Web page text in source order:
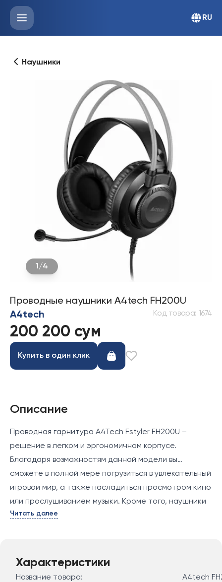
RU
Наушники
1 /4
Проводные наушники A4tech FH200U
A4tech
Код товара: 1674
200 200 сум
Купить в один клик
Описание
Проводная гарнитура A4Tech Fstyler FH200U –
решение в легком и эргономичном корпусе.
Благодаря возможностям данной модели вы
сможете в полной мере погрузиться в увлекательный
игровой мир, а также насладиться просмотром кино
или прослушиванием музыки. Кроме того, наушники
отличаются прочной и продуманной конструкцией
В основе A4Tech Fstyler FH200U используются
мембранные излучатели на 50 мм, который в
Читать далее
Характеристики
Название товара: A4tech